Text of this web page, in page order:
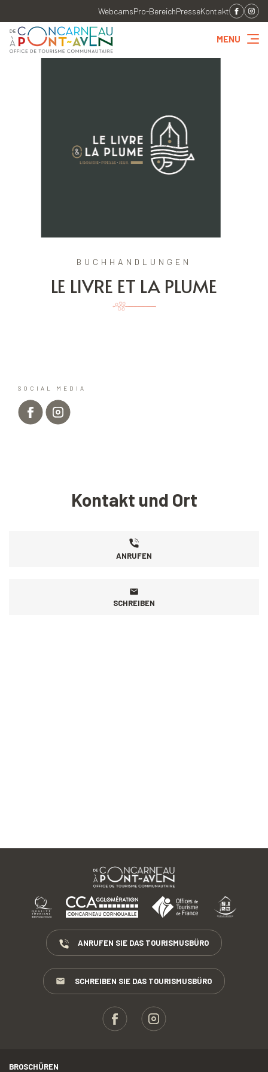
WebcamsPro-BereichPresseKontakt
MENU
BUCHHANDLUNGEN
LE LIVRE ET LA PLUME
SOCIAL MEDIA
Kontakt und Ort
ANRUFEN
SCHREIBEN
ANRUFEN SIE DAS TOURISMUSBÜRO
SCHREIBEN SIE DAS TOURISMUSBÜRO
BROSCHÜREN